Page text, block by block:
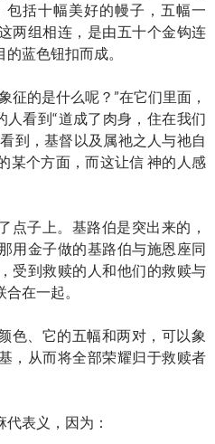
包括十幅美好的幔子，五幅一
两组相连，是由五十个金钩连
蓝色钮扣而成。
征的是什么呢？”在它们里面，
人看到“道成了肉身，住在我们
到，基督以及属祂之人与祂自
某个方面，而这让信 神的人感
点子上。基路伯是突出来的，
用金子做的基路伯与施恩座同
受到救赎的人和他们的救赎与
在一起。
色、它的五幅和两对，可以象
，从而将全部荣耀归于救赎者
表义，因为：